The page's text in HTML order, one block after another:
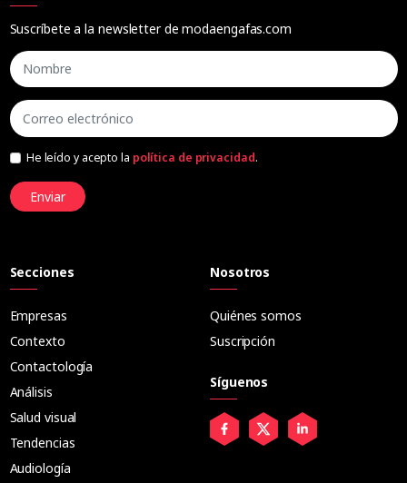
Suscríbete a la newsletter de modaengafas.com
He leído y acepto la política de privacidad.
Enviar
Secciones
Empresas
Contexto
Contactología
Análisis
Salud visual
Tendencias
Audiología
Nosotros
Quiénes somos
Suscripción
Síguenos